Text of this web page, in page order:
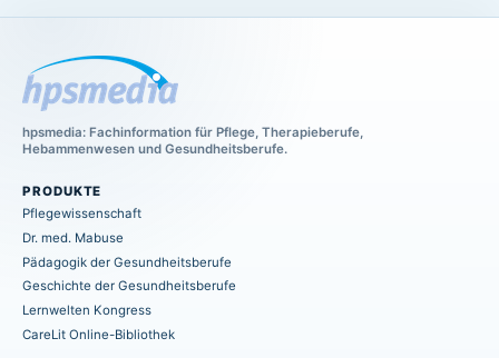
hpsmedia: Fachinformation für Pflege, Therapieberufe,
Hebammenwesen und Gesundheitsberufe.
PRODUKTE
Pflegewissenschaft
Dr. med. Mabuse
Pädagogik der Gesundheitsberufe
Geschichte der Gesundheitsberufe
Lernwelten Kongress
CareLit Online-Bibliothek